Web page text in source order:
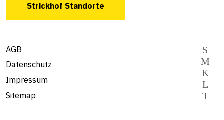
Strickhof Standorte
AGB
Datenschutz
Impressum
Sitemap